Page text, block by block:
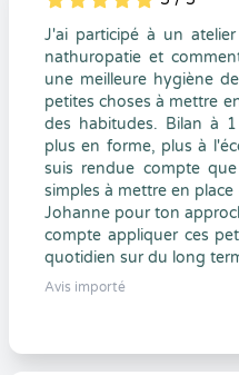
5
1
5
0
J'ai participé à un
nathuropatie et
une meilleure hygiène
petites choses à mettre
des habitudes. Bilan à
plus en forme, plus à
suis rendue compte
simples à mettre en
Johanne pour ton
compte appliquer ces
quotidien sur du long
Avis importé